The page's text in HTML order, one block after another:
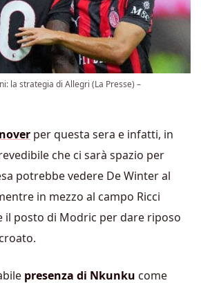
la strategia di Allegri (La Presse) –
per questa sera e infatti, in
che ci sarà spazio per
potrebbe vedere De Winter al
in mezzo al campo Ricci
il posto di Modric per dare riposo
presenza di Nkunku come